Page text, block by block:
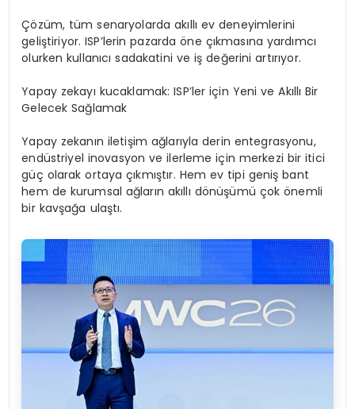
Çözüm, tüm senaryolarda akıllı ev deneyimlerini
geliştiriyor. ISP’lerin pazarda öne çıkmasına yardımcı
olurken kullanıcı sadakatini ve iş değerini artırıyor.
Yapay zekayı kucaklamak: ISP’ler için Yeni ve Akıllı Bir
Gelecek Sağlamak
Yapay zekanın iletişim ağlarıyla derin entegrasyonu,
endüstriyel inovasyon ve ilerleme için merkezi bir itici
güç olarak ortaya çıkmıştır. Hem ev tipi geniş bant
hem de kurumsal ağların akıllı dönüşümü çok önemli
bir kavşağa ulaştı.